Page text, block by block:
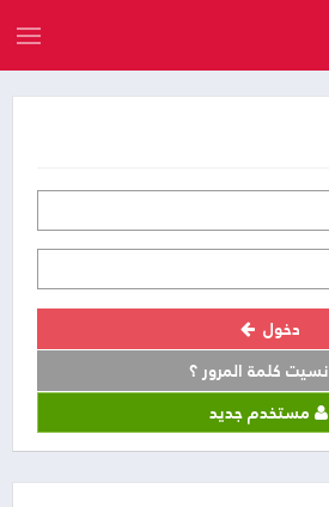
دخول
نسيت كلمة المرور ؟
مستخدم جديد